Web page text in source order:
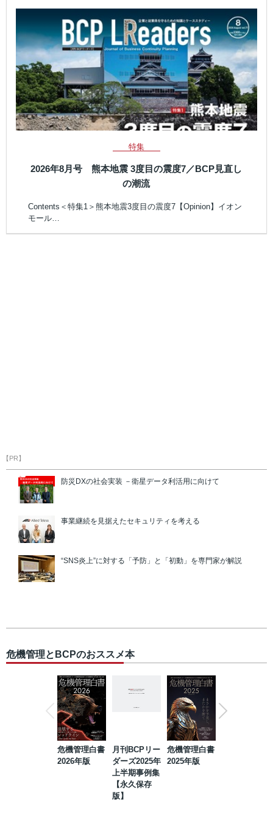
特集
2026年8月号 熊本地震 3度目の震度7／BCP見直し
の潮流
Contents＜特集1＞熊本地震3度目の震度7【Opinion】イオン
モール…
【PR】
防災DXの社会実装 －衛星データ利活用に向けて
事業継続を見据えたセキュリティを考える
“SNS炎上”に対する「予防」と「初動」を専門家が解説
危機管理とBCPのおススメ本
危機管理白書
2026年版
月刊BCPリー
ダーズ2025年
上半期事例集
【永久保存
版】
危機管理白書
2025年版